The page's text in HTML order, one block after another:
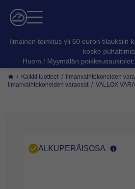
Ilmainen toimitus yli 60 euron tilauksiin
koske
Huom.! Myymälän
/ Kaikki tuotteet / Ilmanvaihtokoneiden
Ilmanvaihtokoneiden varaosat / VALLOX
ALKUPERÄISOSA